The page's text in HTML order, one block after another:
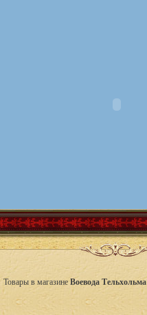
Товары в магазине Воевода Тельхольма